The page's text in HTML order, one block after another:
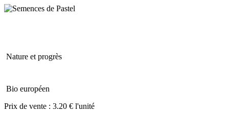
Nature et progrès
Bio européen
Prix de vente : 3.20 € l'unité